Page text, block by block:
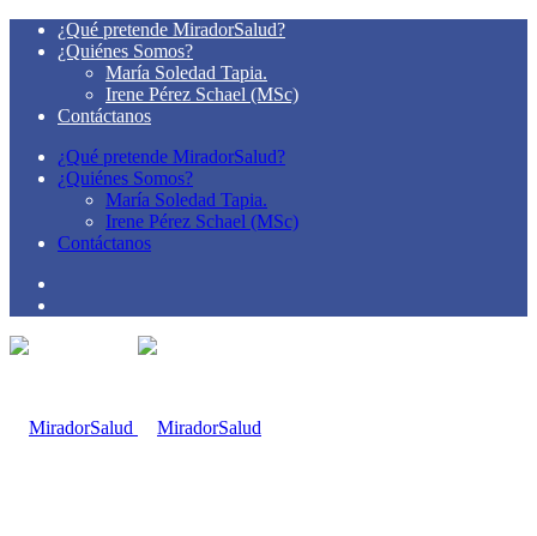
¿Qué pretende MiradorSalud?
¿Quiénes Somos?
María Soledad Tapia.
Irene Pérez Schael (MSc)
Contáctanos
¿Qué pretende MiradorSalud?
¿Quiénes Somos?
María Soledad Tapia.
Irene Pérez Schael (MSc)
Contáctanos